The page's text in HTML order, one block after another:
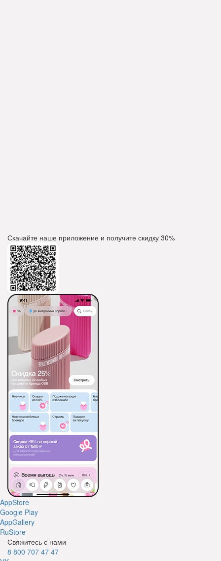
Скачайте наше приложение и получите скидку 30%
AppStore
Google Play
AppGallery
RuStore
Свяжитесь с нами
8 800 707 47 47